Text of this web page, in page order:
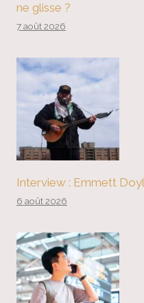
ne glisse ?
7 août 2026
Interview : Emmett
6 août 2026